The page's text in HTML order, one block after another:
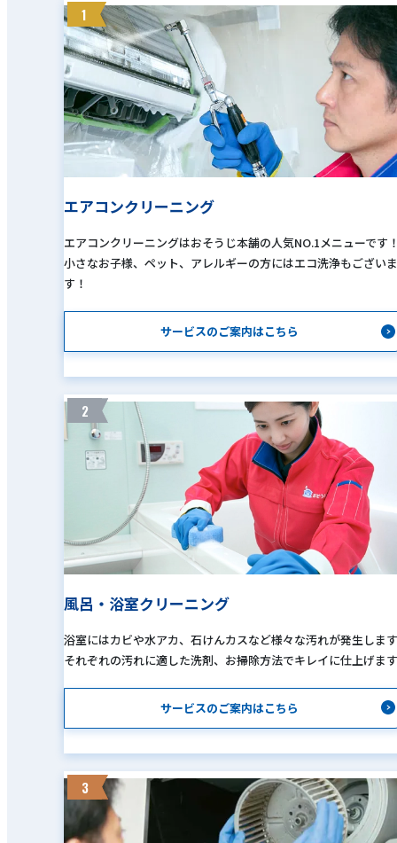
1
エアコンクリーニング
エアコンクリーニングはおそうじ本舗の人気NO.1メニューです
小さなお子様、ペット、アレルギーの方にはエコ洗浄もございま
す！
サービスのご案内はこちら
2
風呂・浴室クリーニング
浴室にはカビや水アカ、石けんカスなど様々な汚れが発生しま
それぞれの汚れに適した洗剤、お掃除方法でキレイに仕上げま
サービスのご案内はこちら
3